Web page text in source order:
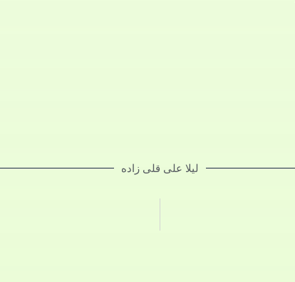
لیلا علی قلی زاده